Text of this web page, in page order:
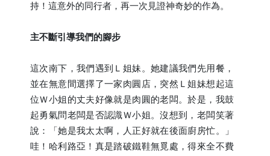
持！這意外的同行者，再一次見證神奇妙的作為。
主不斷引導我們的腳步
這次南下，我們遇到Ｌ姐妹。她建議我們先用餐，
並在無意間選擇了一家肉圓店，突然Ｌ姐妹想起這
位Ｗ小姐的丈夫好像就是肉圓的老闆。於是，我鼓
起勇氣問老闆是否認識Ｗ小姐。沒想到，老闆笑著
說：「她是我太太啊，人正好就在後面廚房忙。」
哇！哈利路亞！真是踏破鐵鞋無覓處，得來全不費